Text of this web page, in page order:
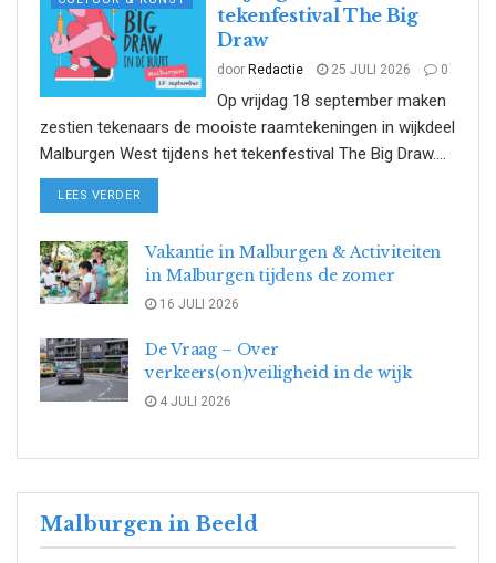
tekenfestival The Big
Draw
door Redactie 25 JULI 2026 0
Op vrijdag 18 september maken
zestien tekenaars de mooiste raamtekeningen in wijkdeel
Malburgen West tijdens het tekenfestival The Big Draw....
LEES VERDER
Vakantie in Malburgen & Activiteiten
in Malburgen tijdens de zomer
16 JULI 2026
De Vraag – Over
verkeers(on)veiligheid in de wijk
4 JULI 2026
Malburgen in Beeld